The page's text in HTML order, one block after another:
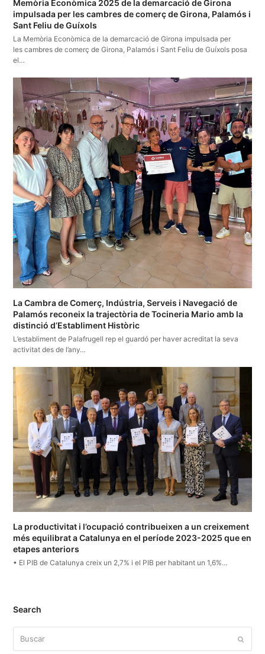
Memòria Econòmica 2025 de la demarcació de Girona
impulsada per les cambres de comerç de Girona, Palamós i
Sant Feliu de Guíxols
La Memòria Econòmica de la demarcació de Girona impulsada per
les cambres de comerç de Girona, Palamós i Sant Feliu de Guíxols posa
el…
La Cambra de Comerç, Indústria, Serveis i Navegació de
Palamós reconeix la trajectòria de Tocineria Mario amb la
distinció d’Establiment Històric
L’establiment de Palafrugell rep el guardó per haver acreditat la seva
activitat des de l’any…
La productivitat i l’ocupació contribueixen a un creixement
més equilibrat a Catalunya en el període 2023-2025 que en
etapes anteriors
• El PIB de Catalunya creix un 2,7% i el PIB per habitant un 1,6%…
Search